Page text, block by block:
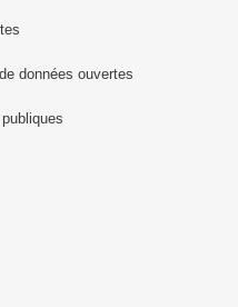
données ouvertes